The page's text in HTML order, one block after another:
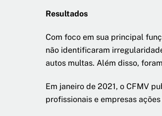
Resultados
Com foco em sua principal
não identificaram
autos multas. Além disso,
Em janeiro de 2021, o CFMV
profissionais e empresas